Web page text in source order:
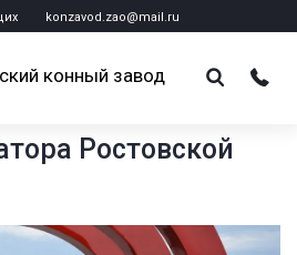
konzavod.zao@mail.ru
конный завод
Ростовской